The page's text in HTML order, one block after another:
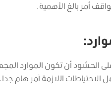
أمر بالغ الأهمية.
الحشود أن تكون الموارد
الاحتياطات اللازمة أمر هام جدا.